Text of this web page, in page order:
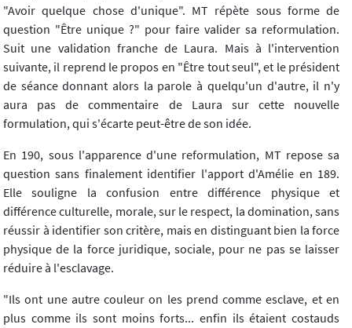
"Avoir quelque chose d'unique". MT répète sous forme de
question "Être unique ?" pour faire valider sa reformulation.
Suit une validation franche de Laura. Mais à l'intervention
suivante, il reprend le propos en "Être tout seul", et le président
de séance donnant alors la parole à quelqu'un d'autre, il n'y
aura pas de commentaire de Laura sur cette nouvelle
formulation, qui s'écarte peut-être de son idée.
En 190, sous l'apparence d'une reformulation, MT repose sa
question sans finalement identifier l'apport d'Amélie en 189.
Elle souligne la confusion entre différence physique et
différence culturelle, morale, sur le respect, la domination, sans
réussir à identifier son critère, mais en distinguant bien la force
physique de la force juridique, sociale, pour ne pas se laisser
réduire à l'esclavage.
"Ils ont une autre couleur on les prend comme esclave, et en
plus comme ils sont moins forts... enfin ils étaient costauds